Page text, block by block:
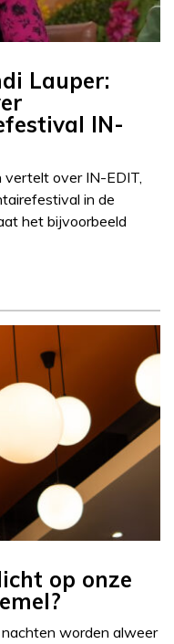
Lauper:
IN-
vertelt over IN-EDIT,
in de
het bijvoorbeeld
op onze
worden alweer